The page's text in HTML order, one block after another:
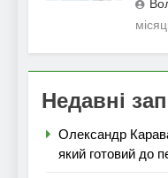
Недавні
Олександр
який готовий до